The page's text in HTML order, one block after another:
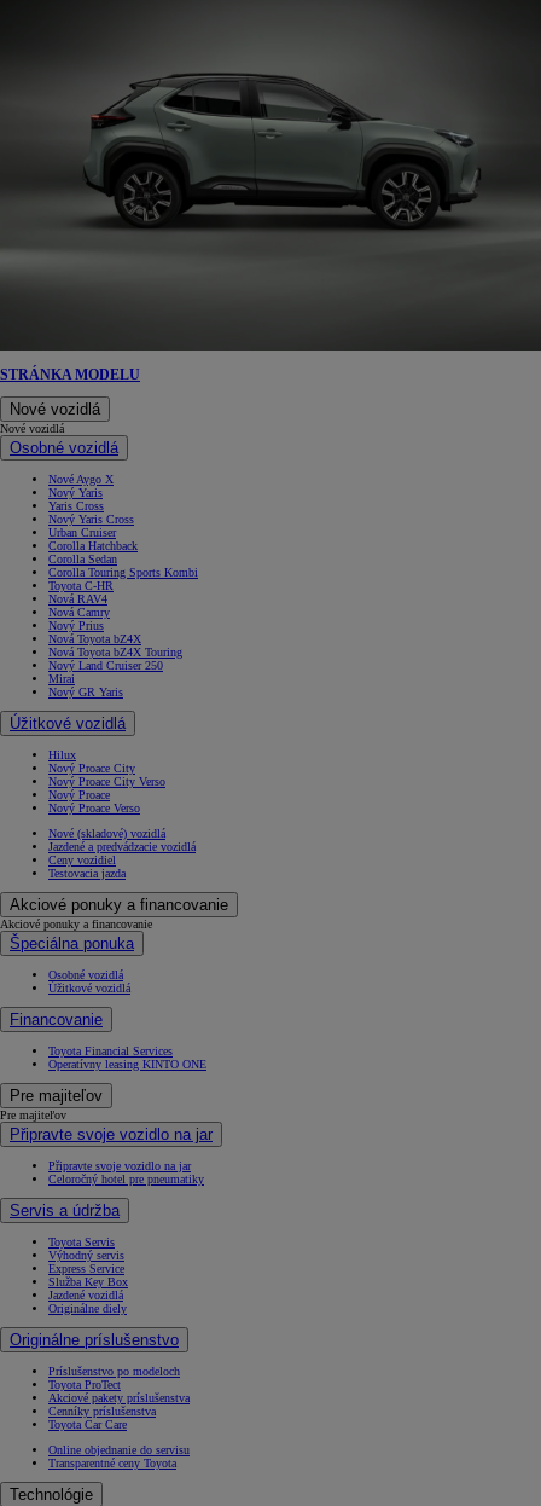
STRÁNKA MODELU
Nové vozidlá
Nové vozidlá
Osobné vozidlá
Nové Aygo X
Nový Yaris
Yaris Cross
Nový Yaris Cross
Urban Cruiser
Corolla Hatchback
Corolla Sedan
Corolla Touring Sports Kombi
Toyota C-HR
Nová RAV4
Nová Camry
Nový Prius
Nová Toyota bZ4X
Nová Toyota bZ4X Touring
Nový Land Cruiser 250
Mirai
Nový GR Yaris
Úžitkové vozidlá
Hilux
Nový Proace City
Nový Proace City Verso
Nový Proace
Nový Proace Verso
Nové (skladové) vozidlá
Jazdené a predvádzacie vozidlá
Ceny vozidiel
Testovacia jazda
Akciové ponuky a financovanie
Akciové ponuky a financovanie
Špeciálna ponuka
Osobné vozidlá
Úžitkové vozidlá
Financovanie
Toyota Financial Services
Operatívny leasing KINTO ONE
Pre majiteľov
Pre majiteľov
Připravte svoje vozidlo na jar
Připravte svoje vozidlo na jar
Celoročný hotel pre pneumatiky
Servis a údržba
Toyota Servis
Výhodný servis
Express Service
Služba Key Box
Jazdené vozidlá
Originálne diely
Originálne príslušenstvo
Príslušenstvo po modeloch
Toyota ProTect
Akciové pakety príslušenstva
Cenníky príslušenstva
Toyota Car Care
Online objednanie do servisu
Transparentné ceny Toyota
Technológie